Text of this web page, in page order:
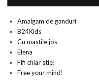
Amalgam de ganduri
B24Kids
Cu mastile jos
Elena
Fifi chiar stie!
Free your mind!